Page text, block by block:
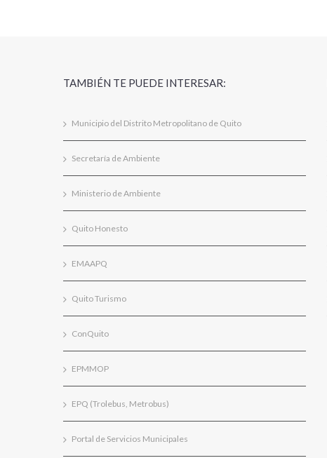
TAMBIÉN TE PUEDE INTERESAR:
Municipio del Distrito Metropolitano de Quito
Secretaría de Ambiente
Ministerio de Ambiente
Quito Honesto
EMAAPQ
Quito Turismo
ConQuito
EPMMOP
EPQ (Trolebus, Metrobus)
Portal de Servicios Municipales